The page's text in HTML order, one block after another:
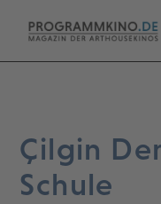
Çilgin
Schule